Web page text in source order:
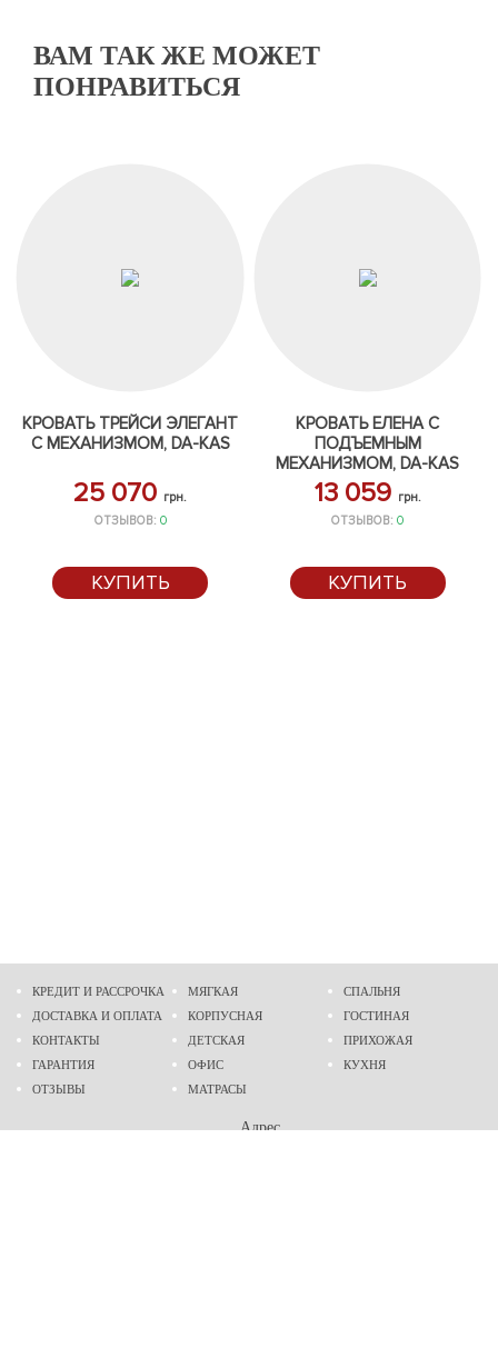
ВАМ ТАК ЖЕ МОЖЕТ
ПОНРАВИТЬСЯ
КРОВАТЬ ТРЕЙСИ ЭЛЕГАНТ
С МЕХАНИЗМОМ, DA-KAS
25 070 грн.
ОТЗЫВОВ: 0
КУПИТЬ
КРОВАТЬ ЕЛЕНА С
ПОДЪЕМНЫМ
МЕХАНИЗМОМ, DA-KAS
13 059 грн.
ОТЗЫВОВ:0
КУПИТЬ
КРЕДИТ И РАССРОЧКА
ДОСТАВКА И ОПЛАТА
КОНТАКТЫ
ГАРАНТИЯ
ОТЗЫВЫ
МЯГКАЯ
КОРПУСНАЯ
ДЕТСКАЯ
ОФИС
МАТРАСЫ
СПАЛЬНЯ
ГОСТИНАЯ
ПРИХОЖАЯ
КУХНЯ
Адрес